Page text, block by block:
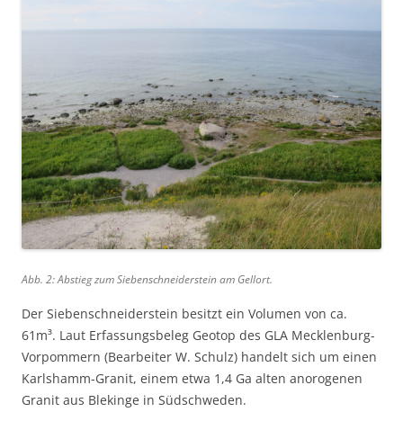
Abb. 2: Abstieg zum Siebenschneiderstein am Gellort.
Der Siebenschneiderstein besitzt ein Volumen von ca.
61m³. Laut Erfassungsbeleg Geotop des GLA Mecklenburg-
Vorpommern (Bearbeiter W. Schulz) handelt sich um einen
Karlshamm-Granit, einem etwa 1,4 Ga alten anorogenen
Granit aus Blekinge in Südschweden.